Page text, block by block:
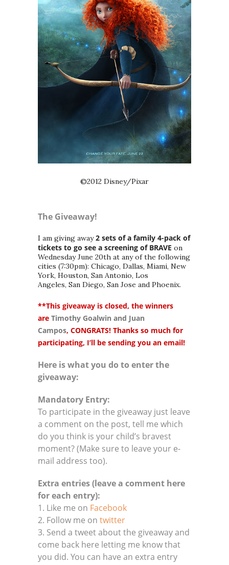
©2012 Disney/Pixar
The Giveaway!
I am giving away2 sets of a family 4-pack of
tickets to go see a screening of BRAVE on
Wednesday June 20th at any of the following
cities (7:30pm): Chicago, Dallas, Miami, New
York, Houston, San Antonio, Los
Angeles, San Diego, San Jose and Phoenix.
**This giveaway is closed, the winners
are Timothy Goalwin and Juan
Campos, CONGRATS! Thanks so much for
participating, I’ll be sending you an email!
Here is what you do to enter the
giveaway:
Mandatory Entry:
To participate in the giveaway just leave
a comment on the post, tell me which
do you think is your child’s bravest
moment? (Make sure to leave your e-
mail address too).
Extra entries (leave a comment here
for each entry):
1. Like me on Facebook
2. Follow me on twitter
3. Send a tweet about the giveaway and
come back here letting me know that
you did. You can have an extra entry